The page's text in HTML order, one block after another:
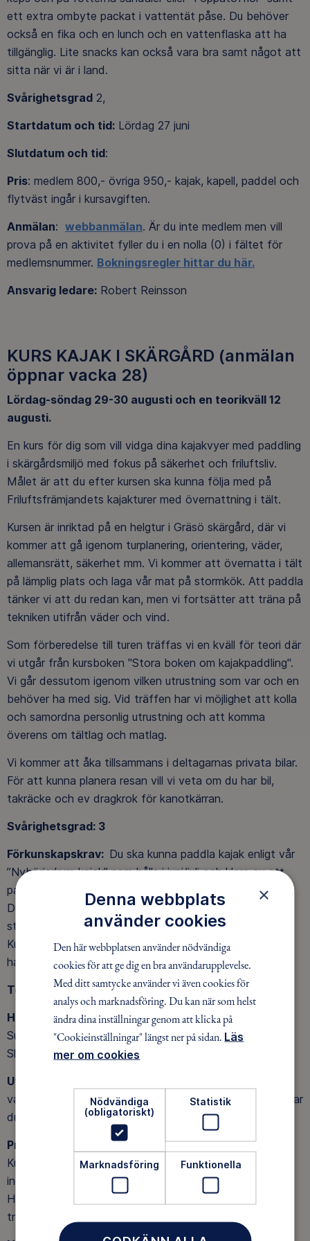
ett extra ombyte packat i vattentät påse. Du behöver
också en fika och en lunch och en vattenflaska att ha
tillgänglig. Lite snacks kan också vara bra samt något att
sitta när vi är i land.
Svårighetsgrad 2,
Startdatum och tid: Lördag 27 juni
Slutdatum och tid:
Pris: medlem 800,- övriga 950,- kajak, kapell, paddel och
flytväst ingår i kursavgiften.
Anmälan: webbanmälan. Är du inte medlem men vill
prova på en aktivitet fyller du i en nolla (0) i fältet för
medlemsnummer. Bokningsregler hittar du här.
Ansvarig ledare: Robert Reinsson
KURS KAJAK I SKÄRGÅRD (anmälan
öppnar vacka 28)
Lördag-söndag 29-30 augusti och en teorikväll 12
augusti.
En kurs för dig som vill vidga dina kajakvyer med paddling
i skärgårdsmiljö med fokus på säkerhet och friluftsliv.
Målet är att du efter kursen ska kunna följa med på
Friluftsfrämjandets kajakturer med övernattning i tält.
Kursen är inriktad på en helgtur i Gräsö skärgård, där vi
kommer att gå igenom turplanering, orientering, väder,
allemansrätt, säkerhet mm. Vi kommer att övernatta i tält
på lämplig plats och laga vår mat på stormkök. Att paddla
tänker vi att du redan kan, men vi fortsätter att träna på
tekniken utifrån väder och vind.
Som förberedelse till turen träffas vi en kväll för teori där
vi utgår från kursboken "Stora boken om kajakpaddling".
Vi går dessutom igenom vilken utrustning som var och en
behöver ha med sig. Vid träffen har vi möjlighet att kolla
och samordna personlig utrustning och att komma
överens om tältlag och matlag.
Vi kommer att åka tillsammans i deltagarnas privata bilar.
För att kunna planera resan vill vi veta om du har bil,
takräcke och ev dragkrok för kanotkärran.
Svårighetsgrad: 3
Förkunskapskrav: Du ska kunna paddla kajak enligt vår
”Nybörjarkurs kajak” som hålls i juni/juli och klara av att
paddla två timmar i sträck.
Du behöver inte ha övernattat i tält eller lagat mat på
stormkök tidigare, vi kommer att öva på det.
Kursplatserna kommer i första hand erbjudas till de som
har deltagit i ”Nybörjarkurs kajak” enligt ovan.
Teorikväll:12 augusti, tid och plats meddelas senare.
Helgtur:Start lördag 29 aug, kl. 07.00 vid
Sunnerstastugan.
Slut söndag 30 aug, ca kl. 19.00 vid Sunnerstastugan.
Utrustning:
vad som behövs till turen. En allmän utrustningslista hittar
du här
Utrustningslista
Pris
Kursbok samt hyra av kajak, kapell, paddel och flytväst
ingår i kursavgiften.
Har du egen kajak blir priset 450 SEK. Vi delar på
transportkostnaderna
×
Denna webbplats
använder cookies
Den här webbplatsen använder nödvändiga
cookies för att ge dig en bra användarupplevelse.
Med ditt samtycke använder vi även cookies för
analys och marknadsföring. Du kan när som helst
ändra dina inställningar genom att klicka på
"Cookieinställningar" längst ner på sidan. Läs
mer om cookies
Nödvändiga
(obligatoriskt)
Statistik
Marknadsföring Funktionella